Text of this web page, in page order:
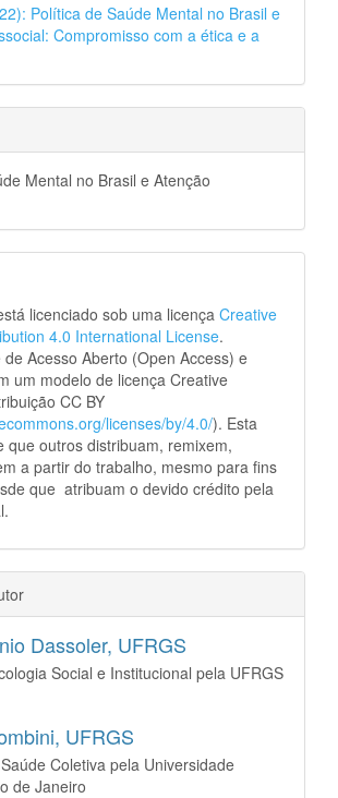
Política de Saúde Mental no Brasil e
Compromisso com a ética e a
Mental no Brasil e Atenção
licenciado sob uma licença Creative
4.0 International License.
Acesso Aberto (Open Access) e
um modelo de licença Creative
CC BY
licenses/by/4.0/). Esta
que outros distribuam, remixem,
a partir do trabalho, mesmo para fins
que atribuam o devido crédito pela
Dassoler, UFRGS
Social e Institucional pela UFRGS
UFRGS
Coletiva pela Universidade
de Janeiro